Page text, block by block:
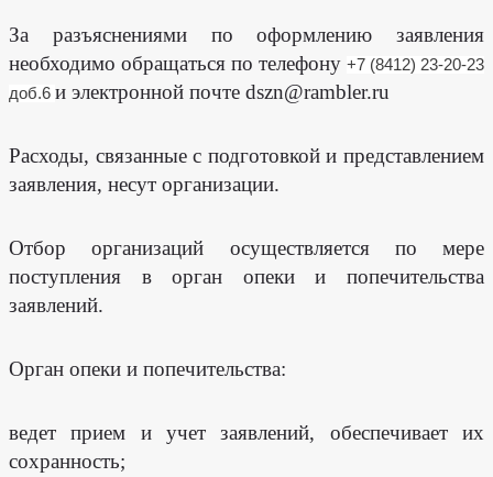
За разъяснениями по оформлению заявления
необходимо обращаться по телефону +7 (8412) 23-20-23
доб.6 и электронной почте dszn@rambler.ru
Расходы, связанные с подготовкой и представлением
заявления, несут организации.
Отбор организаций осуществляется по мере
поступления в орган опеки и попечительства
заявлений.
Орган опеки и попечительства:
ведет прием и учет заявлений, обеспечивает их
сохранность;